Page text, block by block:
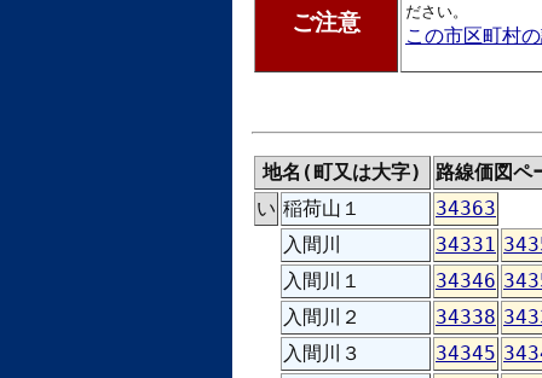
ご注意
ださい。
この市区町村
地名(町又は大字)
路線価図ペ
い 稲荷山１
34363
入間川
34331
入間川１
34346
入間川２
34338
入間川３
34345